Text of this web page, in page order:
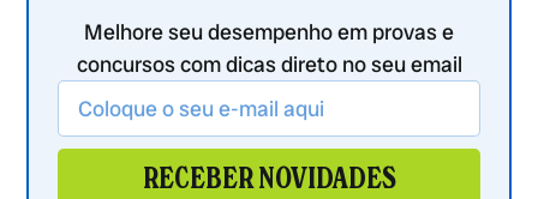
Melhore seu desempenho em provas e
concursos com dicas direto no seu email
RECEBER NOVIDADES